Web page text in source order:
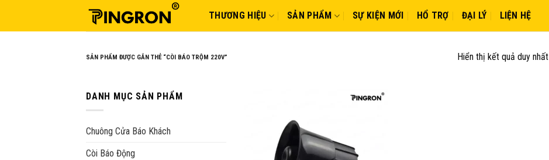
THƯƠNG HIỆU SẢN PHẨM SỰ KIỆN MỚI HỔ TRỢ ĐẠI LÝ LIỆN HỆ
SẢN PHẨM ĐƯỢC GẮN THẺ “CÒI BÁO TRỘM 220V” Hiển thị kết quả duy nhất
DANH MỤC SẢN PHẨM
Chuông Cửa Báo Khách
Còi Báo Động